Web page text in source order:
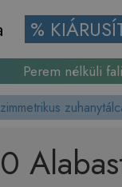
%
Perem nélküli